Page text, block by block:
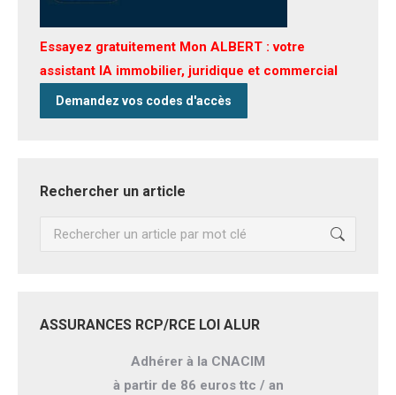
Essayez gratuitement Mon ALBERT : votre
assistant IA immobilier, juridique et commercial
Demandez vos codes d'accès
Rechercher un article
Recherche
ASSURANCES RCP/RCE LOI ALUR
Adhérer à la CNACIM
à partir de 86 euros ttc / an